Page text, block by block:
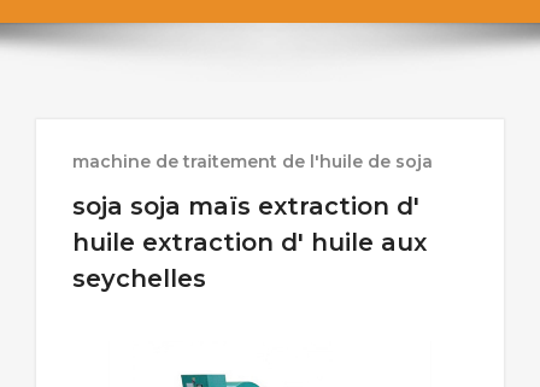
machine de traitement de l'huile de soja
soja soja maïs extraction d'
huile extraction d' huile aux
seychelles